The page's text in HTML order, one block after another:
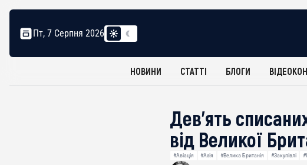
Пт, 7 Серпня 2026
НОВИНИ СТАТТІ БЛОГИ
Дев’ять
від Великої
#Авіація #Азія #Велика Британія #Закупівлі